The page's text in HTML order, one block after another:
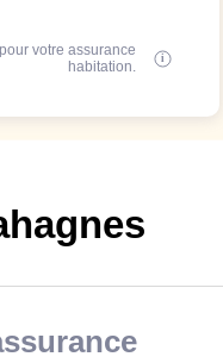
votre assurance
habitation.